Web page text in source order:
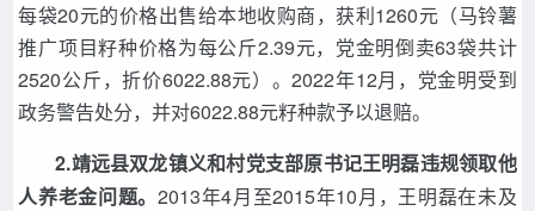
每袋20元的价格出售给本地收购商，获利1260元（马铃薯
推广项目籽种价格为每公斤2.39元，党金明倒卖63袋共计
2520公斤，折价6022.88元）。2022年12月，党金明受到
政务警告处分，并对6022.88元籽种款予以退赔。
2.靖远县双龙镇义和村党支部原书记王明磊违规领取他
人养老金问题。 2013年4月至2015年10月，王明磊在未及